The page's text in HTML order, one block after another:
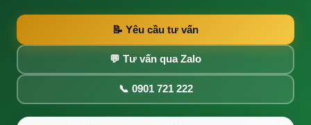
📝 Yêu cầu tư vấn
💬 Tư vấn qua Zalo
📞 0901 721 222